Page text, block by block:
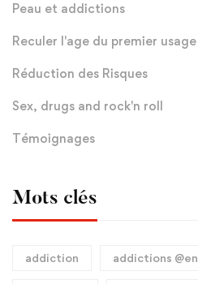
Peau et addictions
Reculer l'age du premier usage
Réduction des Risques
Sex, drugs and rock'n roll
Témoignages
Mots clés
addiction addictions @en